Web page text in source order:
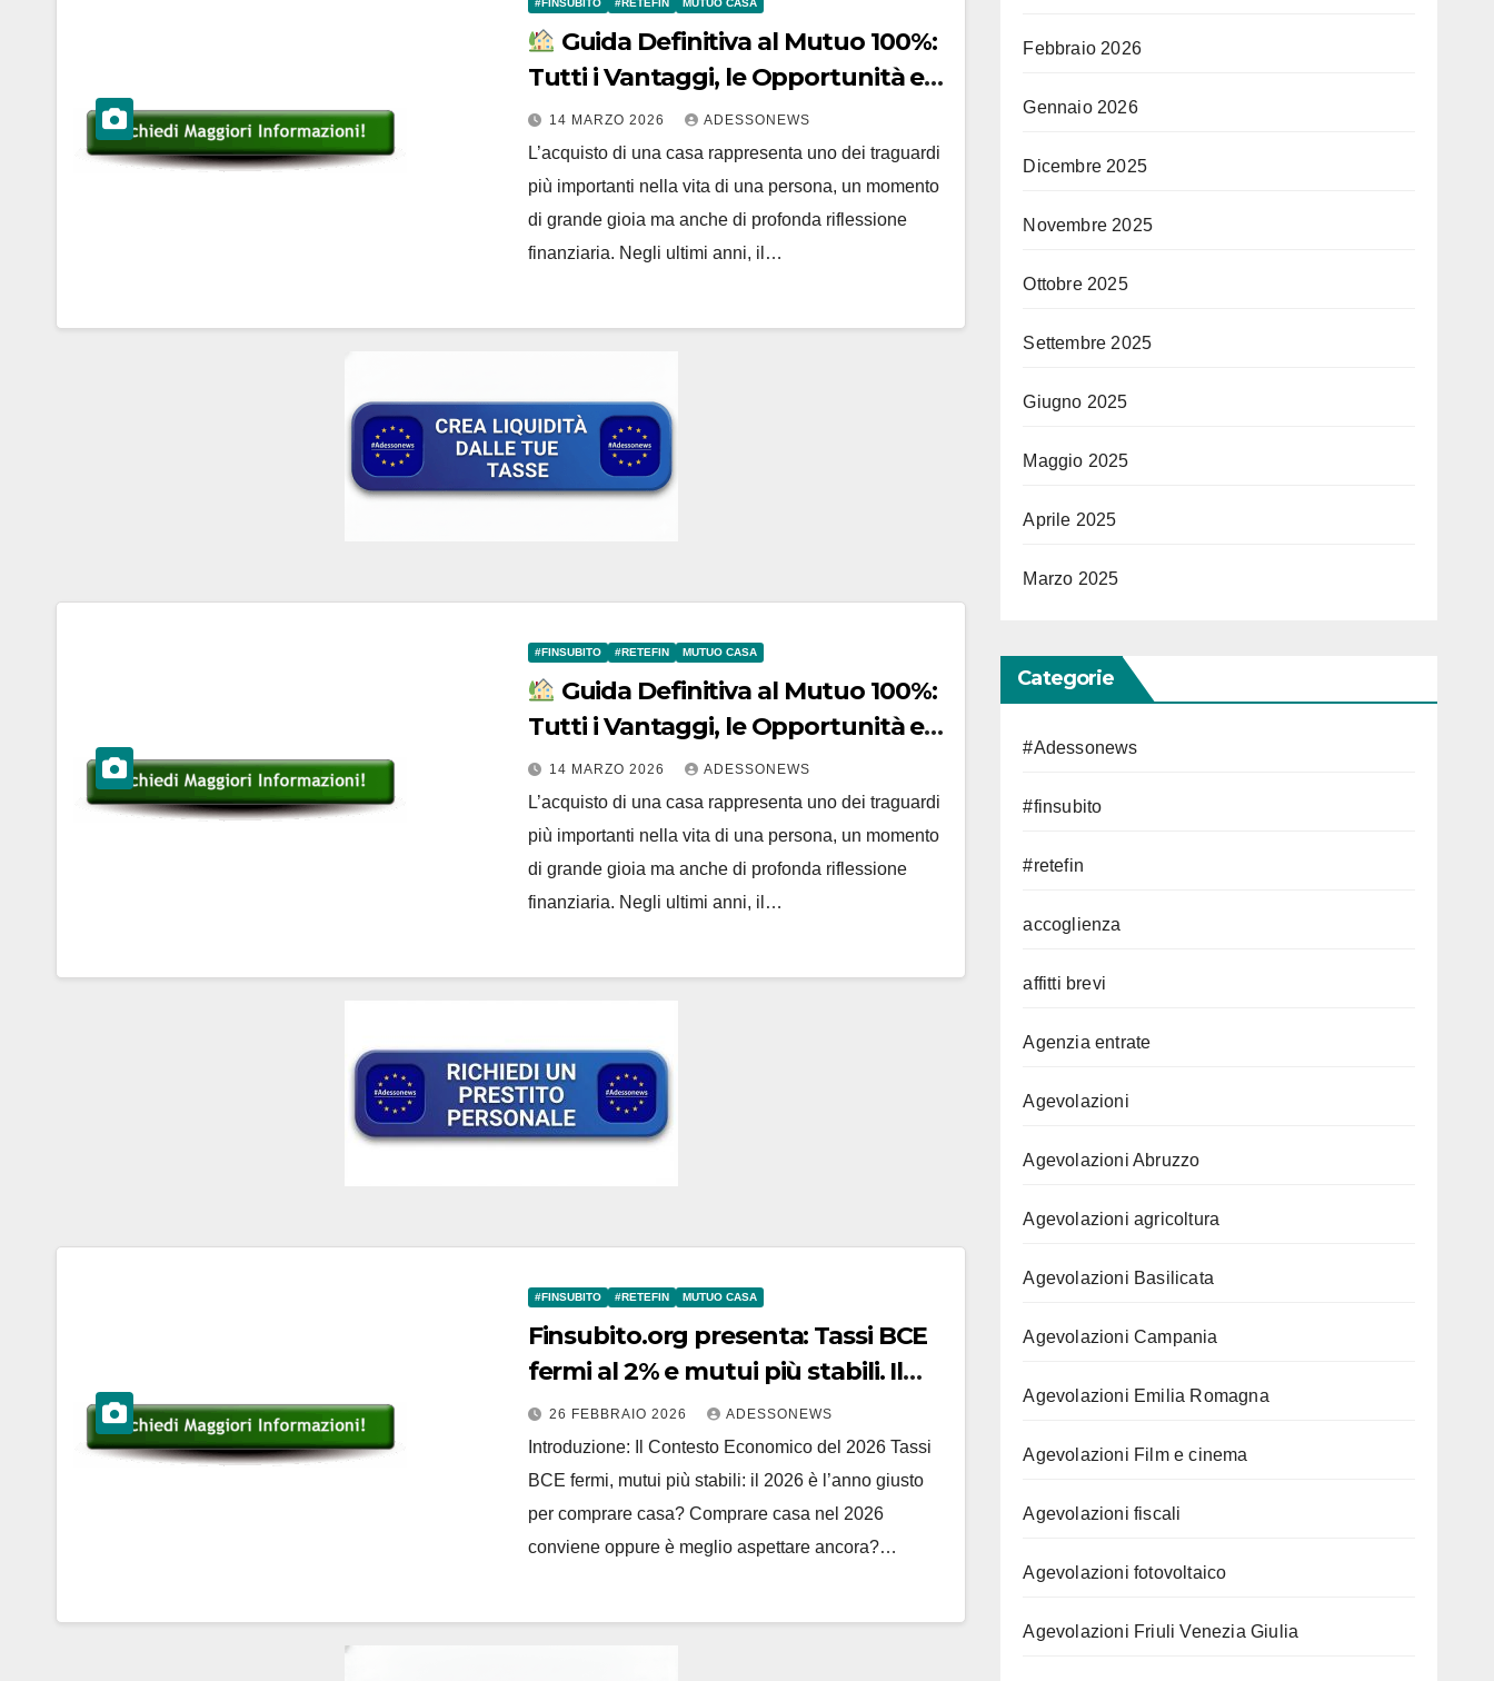
#FINSUBITO #RETEFIN MUTUO CASA
Guida Definitiva al Mutuo 100%:
Tutti i Vantaggi, le Opportunità e
le Soluzioni Esclusive con Finsubito
– #Retefin – Retefin – #Finsubito –
Finsubito – #Adessonews –
#Adessonews – #Finsubito –
Adessonews
14 MARZO 2026 ADESSONEWS
L’acquisto di una casa rappresenta uno dei traguardi
più importanti nella vita di una persona, un momento
di grande gioia ma anche di profonda riflessione
finanziaria. Negli ultimi anni, il…
#FINSUBITO #RETEFIN MUTUO CASA
Guida Definitiva al Mutuo 100%:
Tutti i Vantaggi, le Opportunità e
le Soluzioni Esclusive con Finsubito
– #Retefin – Retefin – #Finsubito –
Finsubito – #Adessonews –
#Adessonews – #Finsubito –
Adessonews
14 MARZO 2026 ADESSONEWS
L’acquisto di una casa rappresenta uno dei traguardi
più importanti nella vita di una persona, un momento
di grande gioia ma anche di profonda riflessione
finanziaria. Negli ultimi anni, il…
#FINSUBITO #RETEFIN MUTUO CASA
Finsubito.org presenta: Tassi BCE
fermi al 2% e mutui più stabili. Il
2026 è davvero l’anno giusto per
comprare casa? Guida definitiva e
Analisi di Mercato – #Retefin –
Retefin – #Finsubito – Finsubito –
#Adessonews – #Adessonews –
26 FEBBRAIO 2026 ADESSONEWS
Introduzione: Il Contesto Economico del 2026 Tassi
BCE fermi, mutui più stabili: il 2026 è l’anno giusto
per comprare casa? Comprare casa nel 2026
conviene oppure è meglio aspettare ancora?…
Febbraio 2026
Gennaio 2026
Dicembre 2025
Novembre 2025
Ottobre 2025
Settembre 2025
Giugno 2025
Maggio 2025
Aprile 2025
Marzo 2025
Categorie
#Adessonews
#finsubito
#retefin
accoglienza
affitti brevi
Agenzia entrate
Agevolazioni
Agevolazioni Abruzzo
Agevolazioni agricoltura
Agevolazioni Basilicata
Agevolazioni Campania
Agevolazioni Emilia Romagna
Agevolazioni Film e cinema
Agevolazioni fiscali
Agevolazioni fotovoltaico
Agevolazioni Friuli Venezia Giulia